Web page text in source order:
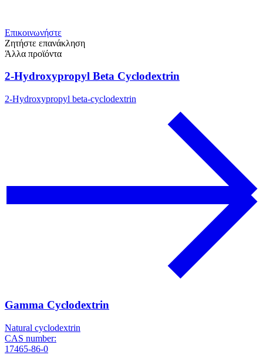
Επικοινωνήστε
Ζητήστε επανάκληση
Άλλα προϊόντα
2-Hydroxypropyl Beta Cyclodextrin
2-Hydroxypropyl beta-cyclodextrin
Gamma Cyclodextrin
Natural cyclodextrin
CAS number:
17465-86-0